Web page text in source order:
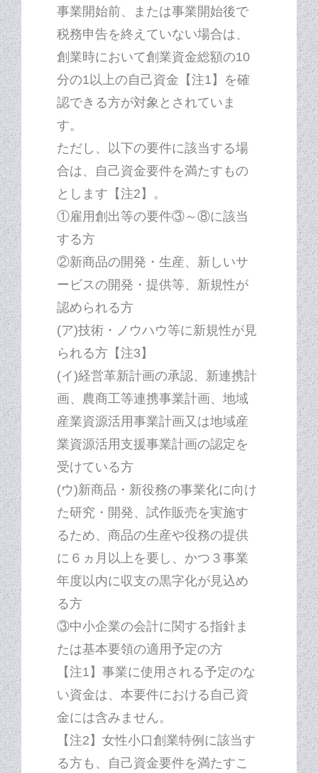
事業開始前、または事業開始後で
税務申告を終えていない場合は、
創業時において創業資金総額の10
分の1以上の自己資金【注1】を確
認できる方が対象とされていま
す。
ただし、以下の要件に該当する場
合は、自己資金要件を満たすもの
とします【注2】。
①雇用創出等の要件③～⑧に該当
する方
②新商品の開発・生産、新しいサ
ービスの開発・提供等、新規性が
認められる方
(ア)技術・ノウハウ等に新規性が見
られる方【注3】
(イ)経営革新計画の承認、新連携計
画、農商工等連携事業計画、地域
産業資源活用事業計画又は地域産
業資源活用支援事業計画の認定を
受けている方
(ウ)新商品・新役務の事業化に向け
た研究・開発、試作販売を実施す
るため、商品の生産や役務の提供
に６ヵ月以上を要し、かつ３事業
年度以内に収支の黒字化が見込め
る方
③中小企業の会計に関する指針ま
たは基本要領の適用予定の方
【注1】事業に使用される予定のな
い資金は、本要件における自己資
金には含みません。
【注2】女性小口創業特例に該当す
る方も、自己資金要件を満たすこ